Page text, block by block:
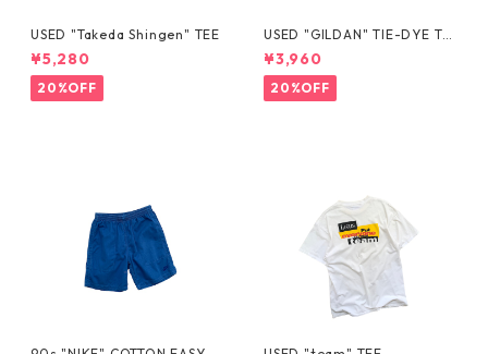
USED "Takeda Shingen" TEE
¥5,280
20%OFF
USED "GILDAN" TIE-DYE TE
E
¥3,960
20%OFF